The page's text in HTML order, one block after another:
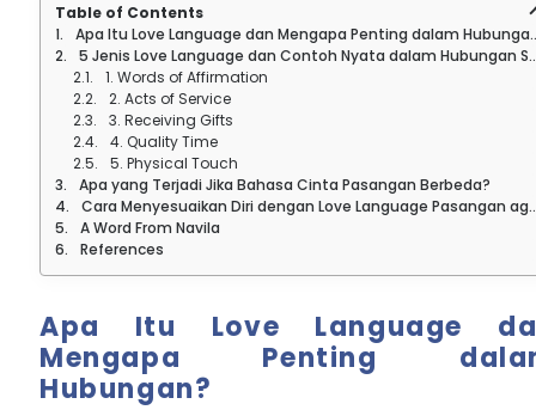
Table of Contents
Apa Itu Love Language dan Mengapa Penting dalam Hubungan?
5 Jenis Love Language dan Contoh Nyata dalam Hubungan Sehari-hari
1. Words of Affirmation
2. Acts of Service
3. Receiving Gifts
4. Quality Time
5. Physical Touch
Apa yang Terjadi Jika Bahasa Cinta Pasangan Berbeda?
Cara Menyesuaikan Diri dengan Love Language Pasangan agar Hubungan Makin Kuat
A Word From Navila
References
Apa Itu Love Language
Mengapa Penting
Hubungan?